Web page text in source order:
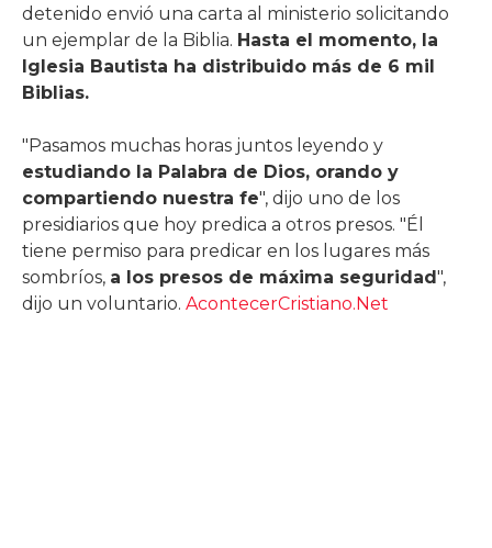
detenido envió una carta al ministerio solicitando
un ejemplar de la Biblia. Hasta el momento, la
Iglesia Bautista ha distribuido más de 6 mil
Biblias.
"Pasamos muchas horas juntos leyendo y
estudiando la Palabra de Dios, orando y
compartiendo nuestra fe", dijo uno de los
presidiarios que hoy predica a otros presos. "Él
tiene permiso para predicar en los lugares más
sombríos, a los presos de máxima seguridad",
dijo un voluntario. AcontecerCristiano.Net